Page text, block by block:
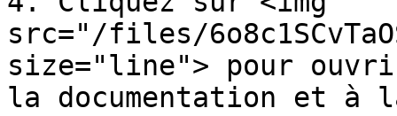
src="/files/
size="line"> pour
la documentation et à